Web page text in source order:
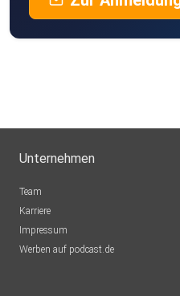
Unternehmen
Team
Karriere
Impressum
Werben auf podcast.de